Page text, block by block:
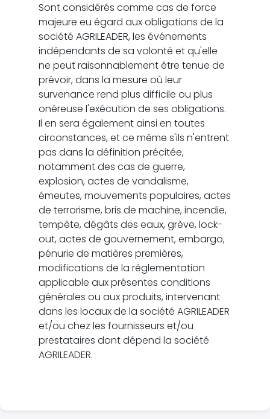
Sont considérés comme cas de force
majeure eu égard aux obligations de la
société AGRILEADER, les événements
indépendants de sa volonté et qu'elle
ne peut raisonnablement être tenue de
prévoir, dans la mesure où leur
survenance rend plus difficile ou plus
onéreuse l'exécution de ses obligations.
Il en sera également ainsi en toutes
circonstances, et ce même s'ils n'entrent
pas dans la définition précitée,
notamment des cas de guerre,
explosion, actes de vandalisme,
émeutes, mouvements populaires, actes
de terrorisme, bris de machine, incendie,
tempête, dégâts des eaux, grève, lock-
out, actes de gouvernement, embargo,
pénurie de matières premières,
modifications de la réglementation
applicable aux présentes conditions
générales ou aux produits, intervenant
dans les locaux de la société AGRILEADER
et/ou chez les fournisseurs et/ou
prestataires dont dépend la société
AGRILEADER.